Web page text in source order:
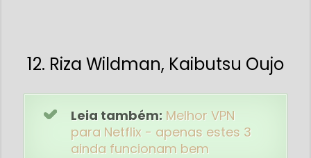
12. Riza Wildman, Kaibutsu Oujo
Leia também: Melhor VPN
para Netflix - apenas estes 3
ainda funcionam bem